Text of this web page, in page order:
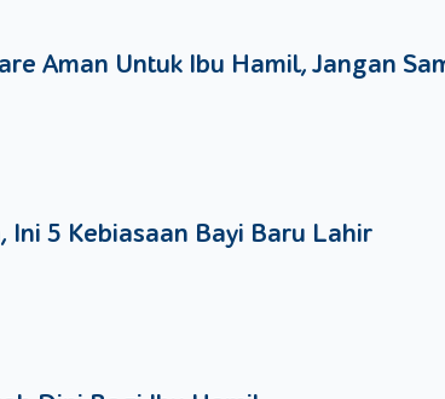
Aman Untuk Ibu Hamil, Jangan
Ini 5 Kebiasaan Bayi Baru Lahir